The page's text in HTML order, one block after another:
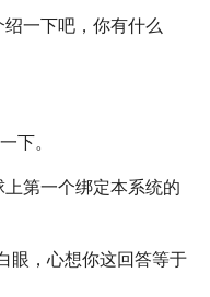
一下吧，你有什么
下。
第一个绑定本系统的
眼，心想你这回答等于